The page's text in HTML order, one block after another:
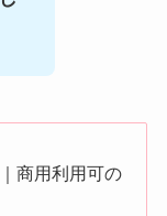
商用利用可の